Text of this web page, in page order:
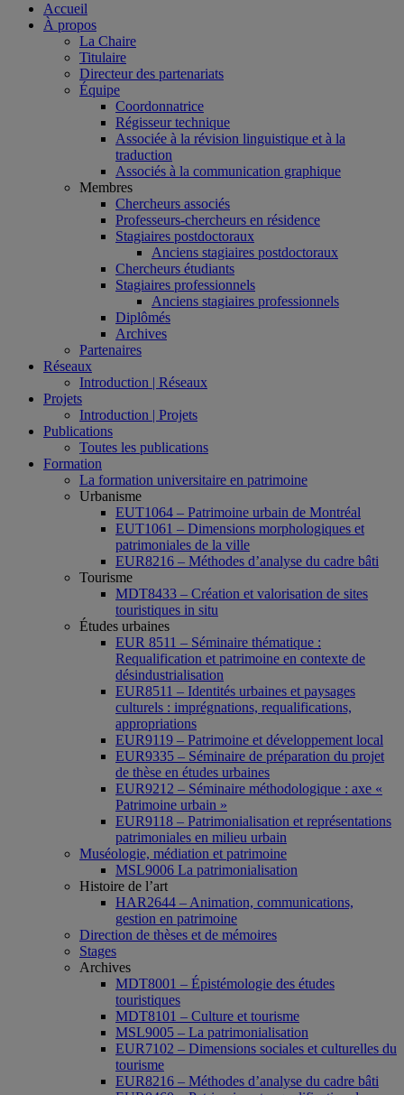
Accueil
À propos
La Chaire
Titulaire
Directeur des partenariats
Équipe
Coordonnatrice
Régisseur technique
Associée à la révision linguistique et à la
traduction
Associés à la communication graphique
Membres
Chercheurs associés
Professeurs-chercheurs en résidence
Stagiaires postdoctoraux
Anciens stagiaires postdoctoraux
Chercheurs étudiants
Stagiaires professionnels
Anciens stagiaires professionnels
Diplômés
Archives
Partenaires
Réseaux
Introduction | Réseaux
Projets
Introduction | Projets
Publications
Toutes les publications
Formation
La formation universitaire en patrimoine
Urbanisme
EUT1064 – Patrimoine urbain de Montréal
EUT1061 – Dimensions morphologiques et
patrimoniales de la ville
EUR8216 – Méthodes d’analyse du cadre bâti
Tourisme
MDT8433 – Création et valorisation de sites
touristiques in situ
Études urbaines
EUR 8511 – Séminaire thématique :
Requalification et patrimoine en contexte de
désindustrialisation
EUR8511 – Identités urbaines et paysages
culturels : imprégnations, requalifications,
appropriations
EUR9119 – Patrimoine et développement local
EUR9335 – Séminaire de préparation du projet
de thèse en études urbaines
EUR9212 – Séminaire méthodologique : axe «
Patrimoine urbain »
EUR9118 – Patrimonialisation et représentations
patrimoniales en milieu urbain
Muséologie, médiation et patrimoine
MSL9006 La patrimonialisation
Histoire de l’art
HAR2644 – Animation, communications,
gestion en patrimoine
Direction de thèses et de mémoires
Stages
Archives
MDT8001 – Épistémologie des études
touristiques
MDT8101 – Culture et tourisme
MSL9005 – La patrimonialisation
EUR7102 – Dimensions sociales et culturelles du
tourisme
EUR8216 – Méthodes d’analyse du cadre bâti